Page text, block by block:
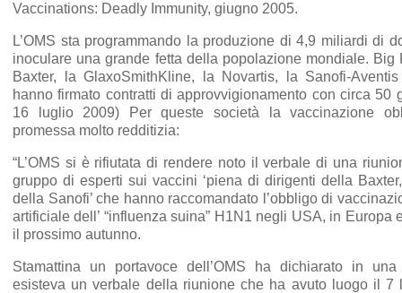
Vaccinations: Deadly Immunity, giugno 2005.
L’OMS sta programmando la produzione di 4,9 miliardi di
inoculare una grande fetta della popolazione mondiale. Big
Baxter, la GlaxoSmithKline, la Novartis, la Sanofi-Aventis
hanno firmato contratti di approvvigionamento con circa 50
16 luglio 2009) Per queste società la vaccinazione
promessa molto redditizia:
“L’OMS si è rifiutata di rendere noto il verbale di una
gruppo di esperti sui vaccini ‘piena di dirigenti della
della Sanofi’ che hanno raccomandato l’obbligo di
artificiale dell’ “influenza suina” H1N1 negli USA, in Europa
il prossimo autunno.
Stamattina un portavoce dell’OMS ha dichiarato in
esisteva un verbale della riunione che ha avuto luogo il 7